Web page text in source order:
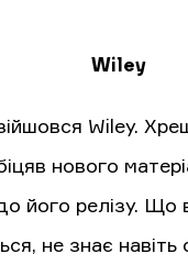
Wiley
Wiley.
нового
його релізу. Що
не знає навіть